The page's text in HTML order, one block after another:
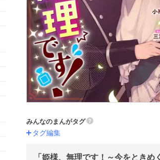
みんなのまんがタグ
タグ編集
「姫様、無理です！～今をとき